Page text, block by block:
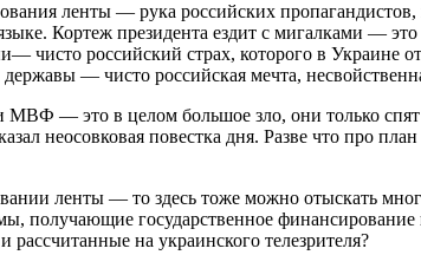
ленты — рука российских
Кортеж президента ездит с мигалками —
чисто российский страх, которого в Украине
— чисто российская мечта,
— это в целом большое зло, они только
неосовковая повестка дня. Разве что про
ленты — то здесь тоже можно отыскать
получающие государственное
на украинского телезрителя?